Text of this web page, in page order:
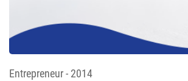
Entrepreneur - 2014